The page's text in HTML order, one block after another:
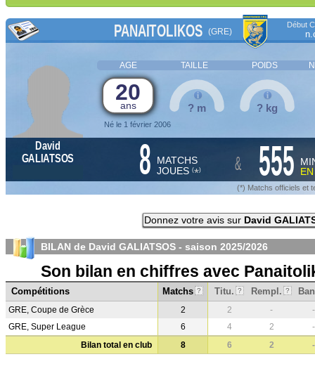
PANAITOLIKOS (GRE)
Début
AGE TAILLE POIDS
20
ans
Né le 1 février 2006
? m ? kg
David
GALIATSOS
8 MATCHS
JOUES (*) & 555
(*) Matchs officiels et
Donnez votre avis sur David
BILAN de David GALIATSOS - saison 2025/2026
Son bilan en chiffres avec
Compétitions Matchs ? Titu. ? Rempl. ?
GRE, Coupe de Grèce 2 2 -
-
GRE, Super League
6 4 2
-
Bilan total en club
8 6 2 -